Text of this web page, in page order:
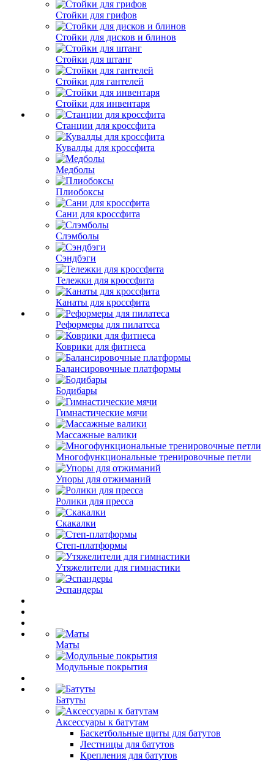
Стойки для грифов
Стойки для дисков и блинов
Стойки для штанг
Стойки для гантелей
Стойки для инвентаря
Станции для кроссфита
Кувалды для кроссфита
Медболы
Плиобоксы
Сани для кроссфита
Слэмболы
Сэндбэги
Тележки для кроссфита
Канаты для кроссфита
Реформеры для пилатеса
Коврики для фитнеса
Балансировочные платформы
Бодибары
Гимнастические мячи
Массажные валики
Многофункциональные тренировочные петли
Упоры для отжиманий
Ролики для пресса
Скакалки
Степ-платформы
Утяжелители для гимнастики
Эспандеры
Маты
Модульные покрытия
Батуты
Аксессуары к батутам
Баскетбольные щиты для батутов
Лестницы для батутов
Крепления для батутов